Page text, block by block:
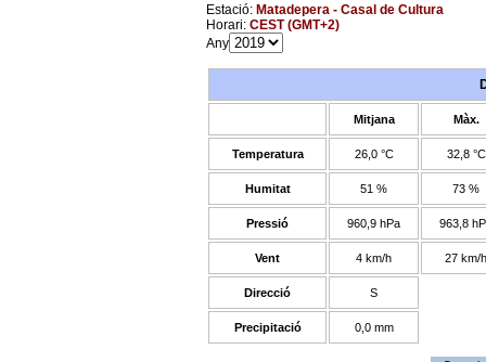
Estació: Matadepera - Casal de Cultura
Horari: CEST (GMT+2)
Any
Mitjana Màx.
Temperatura 26,0 °C 32,8 °C
Humitat 51 % 73 %
Pressió 960,9 hPa 963,8
Vent 4 km/h 27 km/h
Direcció S
Precipitació 0,0 mm